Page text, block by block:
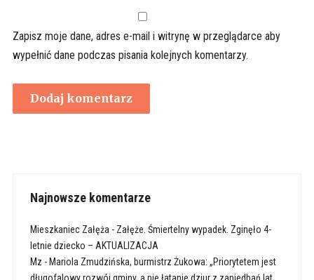
Zapisz moje dane, adres e-mail i witrynę w przeglądarce aby
wypełnić dane podczas pisania kolejnych komentarzy.
Najnowsze komentarze
Mieszkaniec Załęża - Załęże. Śmiertelny wypadek. Zginęło 4-
letnie dziecko – AKTUALIZACJA
Mz - Mariola Zmudzińska, burmistrz Żukowa: „Priorytetem jest